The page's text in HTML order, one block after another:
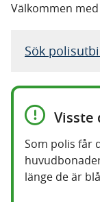
Välkommen
Sök
Visste
Som polis får
länge de är